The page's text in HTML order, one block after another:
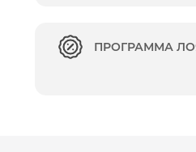
ПРОГРАММА